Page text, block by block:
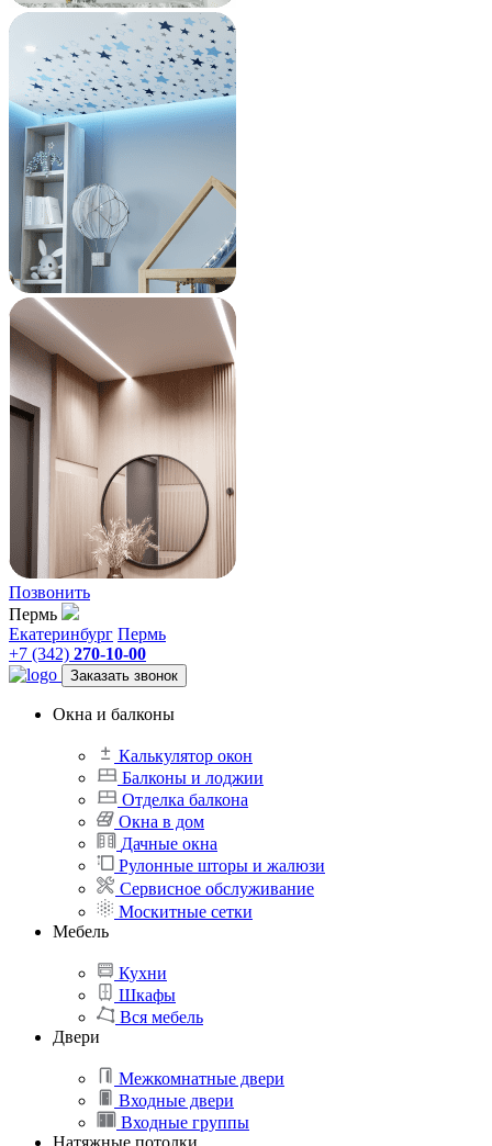
Позвонить
Пермь
Екатеринбург Пермь
+7 (342) 270-10-00
Заказать звонок
Окна и балконы
Калькулятор окон
Балконы и лоджии
Отделка балкона
Окна в дом
Дачные окна
Рулонные шторы и жалюзи
Сервисное обслуживание
Москитные сетки
Мебель
Кухни
Шкафы
Вся мебель
Двери
Межкомнатные двери
Входные двери
Входные группы
Натяжные потолки